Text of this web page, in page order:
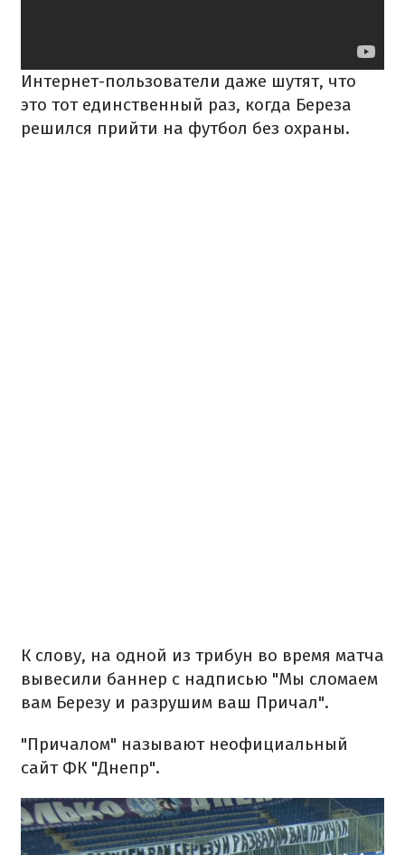
Интернет-пользователи даже шутят, что
это тот единственный раз, когда Береза
решился прийти на футбол без охраны.
К слову, на одной из трибун во время матча
вывесили баннер с надписью "Мы сломаем
вам Березу и разрушим ваш Причал".
"Причалом" называют неофициальный
сайт ФК "Днепр".